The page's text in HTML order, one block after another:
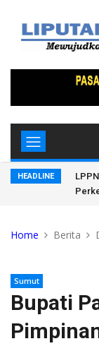
HEADLINE
Home Berita
Sumut
Bupati